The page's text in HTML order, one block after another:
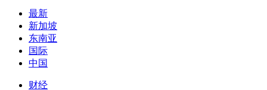
最新
新加坡
东南亚
国际
中国
财经